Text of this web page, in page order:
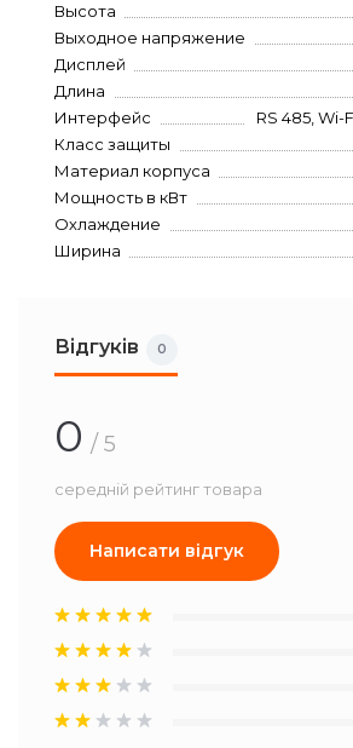
Высота
Выходное напряжение
Дисплей
Длина
Интерфейс
RS 485, Wi-
Класс защиты
Материал корпуса
Мощность в кВт
Охлаждение
Ширина
Відгуків 0
0 / 5
середній рейтинг товара
Написати відгук